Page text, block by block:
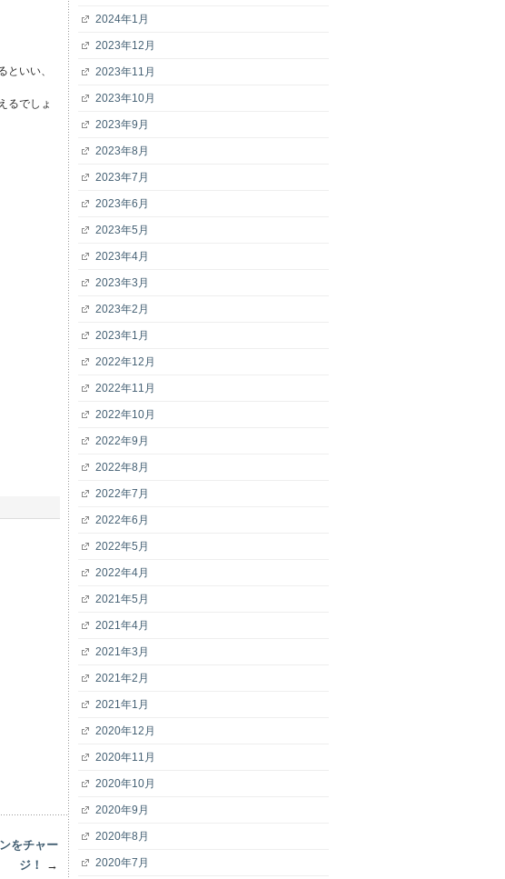
いい、
るでしょ
をチャー
ジ！
→
2024年1月
2023年12月
2023年11月
2023年10月
2023年9月
2023年8月
2023年7月
2023年6月
2023年5月
2023年4月
2023年3月
2023年2月
2023年1月
2022年12月
2022年11月
2022年10月
2022年9月
2022年8月
2022年7月
2022年6月
2022年5月
2022年4月
2021年5月
2021年4月
2021年3月
2021年2月
2021年1月
2020年12月
2020年11月
2020年10月
2020年9月
2020年8月
2020年7月